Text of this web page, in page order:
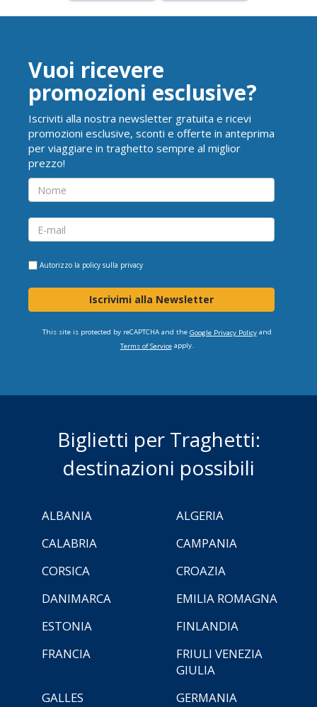
Vuoi ricevere
promozioni esclusive?
Iscriviti alla nostra newsletter gratuita e ricevi
promozioni esclusive, sconti e offerte in anteprima
per viaggiare in traghetto sempre al miglior
prezzo!
Autorizzo la policy sulla privacy
Iscrivimi alla Newsletter
This site is protected by reCAPTCHA and the Google Privacy Policyand
Terms of Serviceapply.
Biglietti per Traghetti:
destinazioni possibili
ALBANIA
ALGERIA
CALABRIA
CAMPANIA
CORSICA
CROAZIA
DANIMARCA
EMILIA ROMAGNA
ESTONIA
FINLANDIA
FRANCIA
FRIULI VENEZIA
GIULIA
GALLES
GERMANIA